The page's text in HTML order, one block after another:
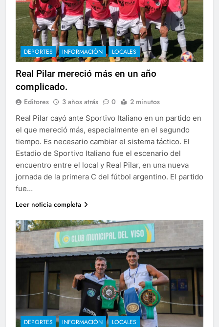
DEPORTES INFORMACIÓN LOCALES
Real Pilar mereció más en un año
complicado.
Editores 3 años atrás 0 2 minutos
Real Pilar cayó ante Sportivo Italiano en un partido en
el que mereció más, especialmente en el segundo
tiempo. Es necesario cambiar el sistema táctico. El
Estadio de Sportivo Italiano fue el escenario del
encuentro entre el local y Real Pilar, en una nueva
jornada de la primera C del fútbol argentino. El partido
fue…
Leer noticia completa
DEPORTES INFORMACIÓN LOCALES